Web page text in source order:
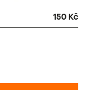
150 Kč